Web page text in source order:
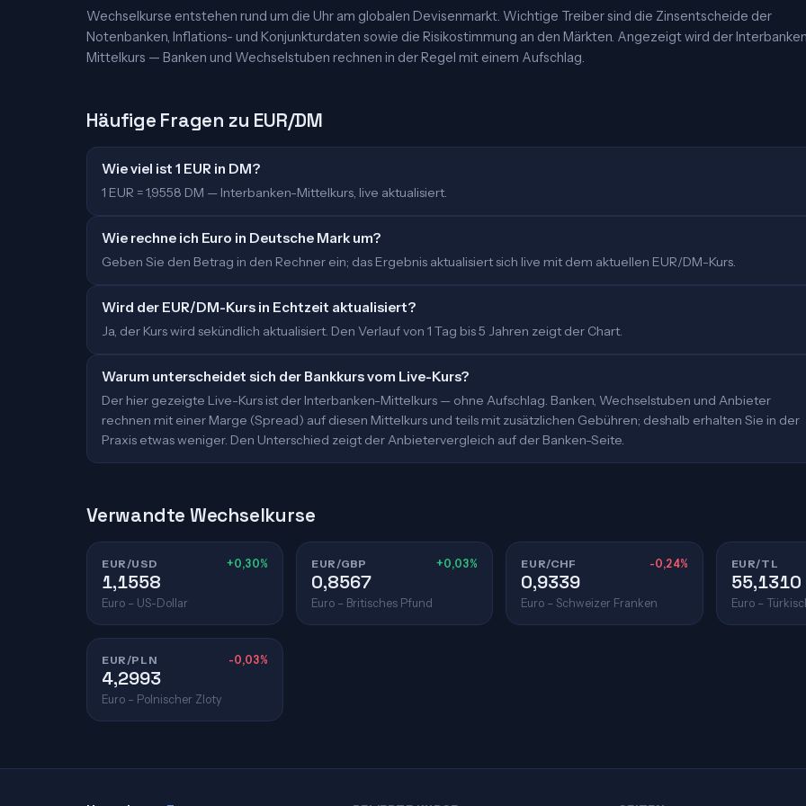
Wechselkurse entstehen rund um die Uhr am globalen Devisenmarkt. Wichtige Treiber sind die Zinsentscheide der
Notenbanken, Inflations- und Konjunkturdaten sowie die Risikostimmung an den Märkten. Angezeigt wird der
Mittelkurs — Banken und Wechselstuben rechnen in der Regel mit einem Aufschlag.
Häufige Fragen zu EUR/DM
Wie viel ist 1 EUR in DM?
1 EUR = 1,9558 DM — Interbanken-Mittelkurs, live aktualisiert.
Wie rechne ich Euro in Deutsche Mark um?
Geben Sie den Betrag in den Rechner ein; das Ergebnis aktualisiert sich live mit dem aktuellen EUR/DM-Kurs.
Wird der EUR/DM-Kurs in Echtzeit aktualisiert?
Ja, der Kurs wird sekündlich aktualisiert. Den Verlauf von 1 Tag bis 5 Jahren zeigt der Chart.
Warum unterscheidet sich der Bankkurs vom Live-Kurs?
Der hier gezeigte Live-Kurs ist der Interbanken-Mittelkurs — ohne Aufschlag. Banken, Wechselstuben und Anbieter
rechnen mit einer Marge (Spread) auf diesen Mittelkurs und teils mit zusätzlichen Gebühren; deshalb erhalten Sie in der
Praxis etwas weniger. Den Unterschied zeigt der Anbietervergleich auf der Banken-Seite.
Verwandte Wechselkurse
EUR/USD +0,30%
1,1558
Euro – US-Dollar
EUR/GBP +0,03%
0,8567
Euro – Britisches Pfund
EUR/CHF -0,24%
0,9339
Euro – Schweizer Franken
EUR/TL
55,1310
Euro –
EUR/PLN -0,03%
4,2993
Euro – Polnischer Zloty